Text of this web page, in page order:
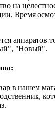
на
Время
аппаратов
"Новый".
в нашем